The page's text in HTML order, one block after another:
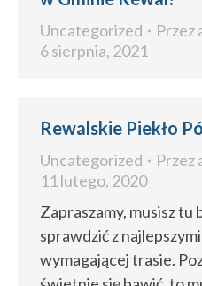
Uncategorized Przez
6 sierpnia, 2021
Rewalskie Piekło
Uncategorized Przez
11 lutego, 2020
Zapraszamy, musisz tu
sprawdzić z
wymagającej trasie.